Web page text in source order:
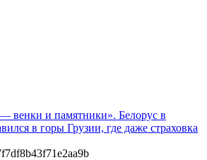
венки и памятники». Белорус в
в горы Грузии, где даже страховка